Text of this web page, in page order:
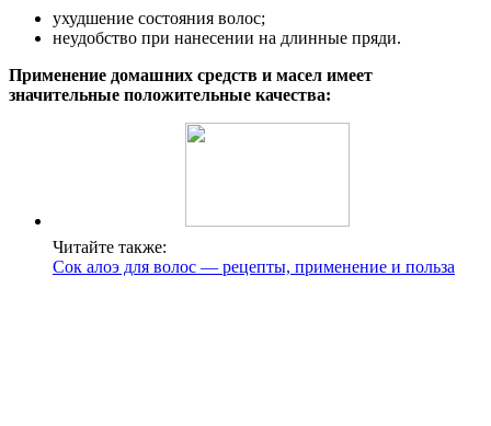
ухудшение состояния волос;
неудобство при нанесении на длинные пряди.
Применение домашних средств и масел имеет
значительные положительные качества:
Читайте также:
Сок алоэ для волос — рецепты, применение и польза